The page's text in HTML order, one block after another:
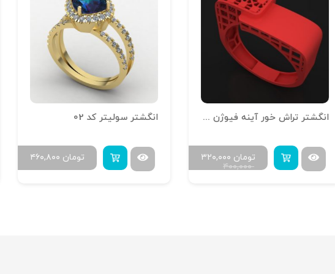
انگشتر تراش خور آینه فیوژن R-T-12
۴۰۰,۰۰۰
۳۲۰,۰۰۰تومان
انگشتر سولیتر کد 02
۴۶۰,۸۰۰تومان